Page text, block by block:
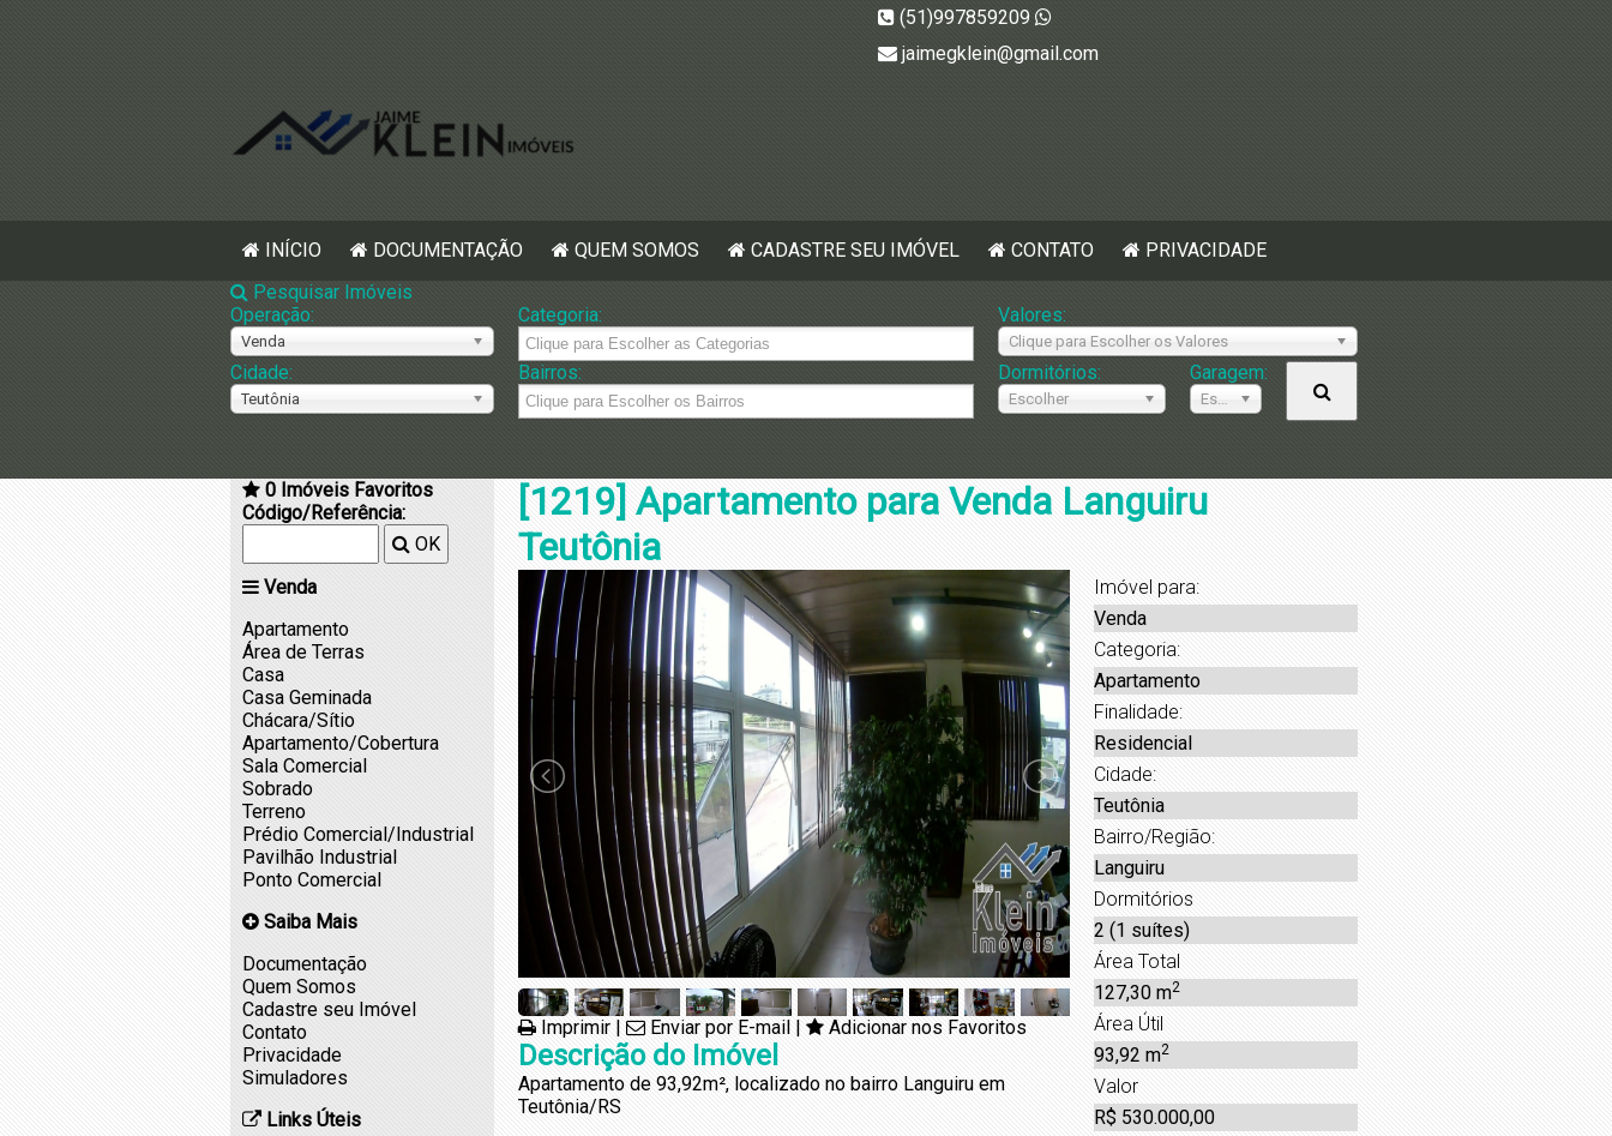
(51)997859209
jaimegklein@gmail.com
INÍCIO DOCUMENTAÇÃO QUEM SOMOS CADASTRE SEU IMÓVEL CONTATO
PRIVACIDADE
Pesquisar Imóveis
Operação:
Venda
Categoria: Valores:
Clique para Escolher os Valores
Cidade:
Teutônia
Bairros: Dormitórios:
Escolher
Garagem:
Escolher
0 Imóveis Favoritos
Código/Referência:
OK
Venda
Apartamento
Área de Terras
Casa
Casa Geminada
Chácara/Sítio
Apartamento/Cobertura
Sala Comercial
Sobrado
Terreno
Prédio Comercial/Industrial
Pavilhão Industrial
Ponto Comercial
Saiba Mais
Documentação
Quem Somos
Cadastre seu Imóvel
Contato
Privacidade
Simuladores
Links Úteis
[1219] Apartamento para Venda Languiru
Teutônia
Imprimir Enviar por E-mail Adicionar nos Favoritos
Descrição do Imóvel
Apartamento de 93,92m², localizado no bairro Languiru em
Teutônia/RS
Imóvel para:
Venda
Categoria:
Apartamento
Finalidade:
Residencial
Cidade:
Teutônia
Bairro/Região:
Languiru
Dormitórios
2 (1 suítes)
Área Total
127,30 m2
Área Útil
93,92 m2
Valor
R$ 530.000,00